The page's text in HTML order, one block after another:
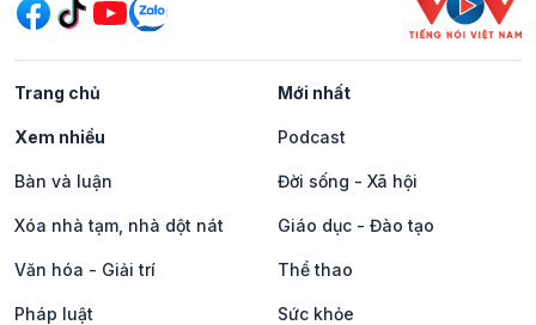
Trang chủ Mới nhất
Xem nhiều Podcast
Bàn và luận Đời sống - Xã hội
Xóa nhà tạm, nhà dột nát Giáo dục - Đào tạo
Văn hóa - Giải trí Thể thao
Pháp luật Sức khỏe